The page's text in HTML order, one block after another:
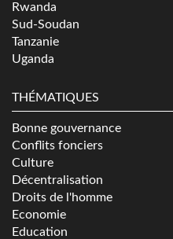
Rwanda
Sud-Soudan
Tanzanie
Uganda
THÉMATIQUES
Bonne gouvernance
Conflits fonciers
Culture
Décentralisation
Droits de l'homme
Economie
Education